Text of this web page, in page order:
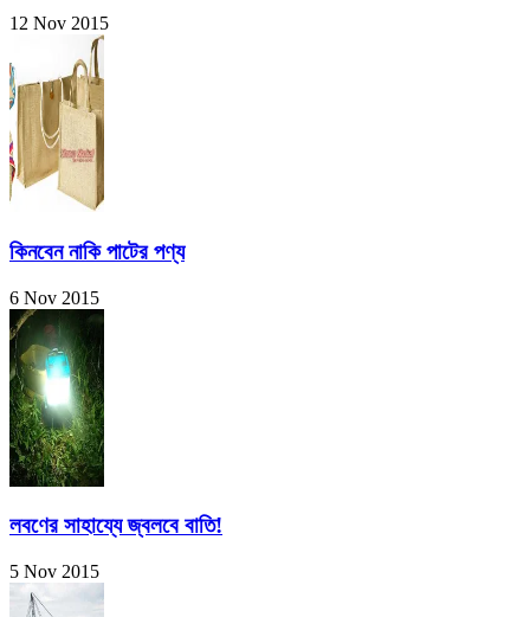
12 Nov 2015
কিনবেন নাকি পাটের পণ্য
6 Nov 2015
লবণের সাহায্যে জ্বলবে বাতি!
5 Nov 2015